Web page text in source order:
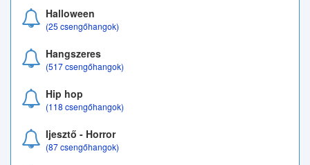
Halloween
(25 csengőhangok)
Hangszeres
(517 csengőhangok)
Hip hop
(118 csengőhangok)
Ijesztő - Horror
(87 csengőhangok)